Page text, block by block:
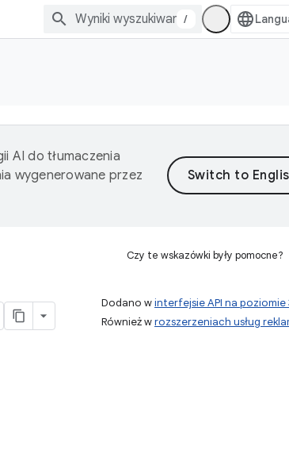
/
AI do tłumaczenia
wygenerowane przez
Czy te wskazówki były pomocne?
Dodano winterfejsie API na poziomie
Również wrozszerzeniach usług